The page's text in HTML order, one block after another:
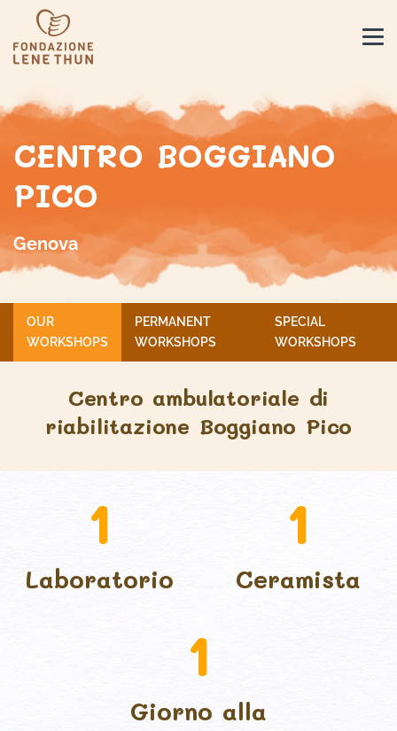
CENTRO BOGGIANO
PICO
Genova
OUR
WORKSHOPS
PERMANENT
WORKSHOPS
SPECIAL
WORKSHOPS
Centro ambulatoriale di
riabilitazione Boggiano Pico
1
Laboratorio
1
Ceramista
1
Giorno alla